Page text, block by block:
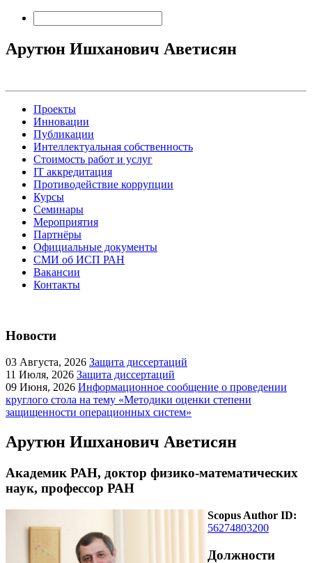
Арутюн Ишханович Аветисян
Проекты
Инновации
Публикации
Интеллектуальная собственность
Стоимость работ и услуг
IT аккредитация
Противодействие коррупции
Курсы
Семинары
Мероприятия
Партнёры
Официальные документы
СМИ об ИСП РАН
Вакансии
Контакты
Новости
03 Августа, 2026 Защита диссертаций
11 Июля, 2026 Защита диссертаций
09 Июня, 2026 Информационное сообщение о проведении
круглого стола на тему «Методики оценки степени
защищенности операционных систем»
Арутюн Ишханович Аветисян
Академик РАН, доктор физико-математических
наук, профессор РАН
Scopus Author ID:
56274803200
Должности